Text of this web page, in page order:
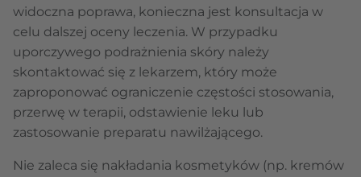
widoczna poprawa, konieczna jest konsultacja w
celu dalszej oceny leczenia. W przypadku
uporczywego podrażnienia skóry należy
skontaktować się z lekarzem, który może
zaproponować ograniczenie częstości stosowania,
przerwę w terapii, odstawienie leku lub
zastosowanie preparatu nawilżającego.
Nie zaleca się nakładania kosmetyków (np. kremów